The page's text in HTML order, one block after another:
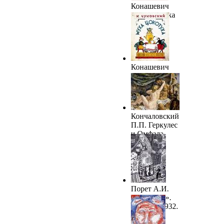
Конашевич
В.М. "Сказка
о золотом
петушке".
ГРМ
Конашевич
В.М. «Муха-
цокотуха».
1927. ГРМ
Кончаловский
П.П. Геркулес
и Омфала.
1928
Порет А.И.
«Калевала».
Руна 22. 1932.
ГРМ